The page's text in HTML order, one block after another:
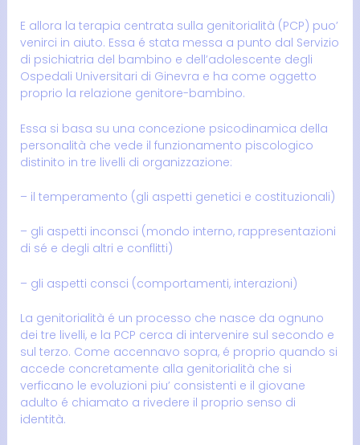
E allora la terapia centrata sulla genitorialità (PCP) puo’
venirci in aiuto. Essa é stata messa a punto dal Servizio
di psichiatria del bambino e dell’adolescente degli
Ospedali Universitari di Ginevra e ha come oggetto
proprio la relazione genitore-bambino.
Essa si basa su una concezione psicodinamica della
personalità che vede il funzionamento piscologico
distinito in tre livelli di organizzazione:
– il temperamento (gli aspetti genetici e costituzionali)
– gli aspetti inconsci (mondo interno, rappresentazioni
di sé e degli altri e conflitti)
– gli aspetti consci (comportamenti, interazioni)
La genitorialità é un processo che nasce da ognuno
dei tre livelli, e la PCP cerca di intervenire sul secondo e
sul terzo. Come accennavo sopra, é proprio quando si
accede concretamente alla genitorialità che si
verficano le evoluzioni piu’ consistenti e il giovane
adulto é chiamato a rivedere il proprio senso di
identità.